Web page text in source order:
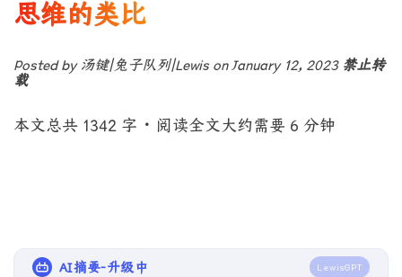
思维的类比
Posted by 汤键|兔子队列|Lewis on January 12, 2023 禁止转
载
本文总共 1342 字 · 阅读全文大约需要 6 分钟
AI摘要-升级中 LewisGPT